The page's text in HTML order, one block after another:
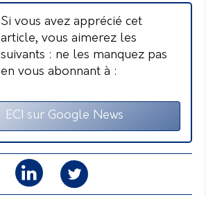
Si vous avez apprécié cet
article, vous aimerez les
suivants : ne les manquez pas
en vous abonnant à :
ECI sur Google News